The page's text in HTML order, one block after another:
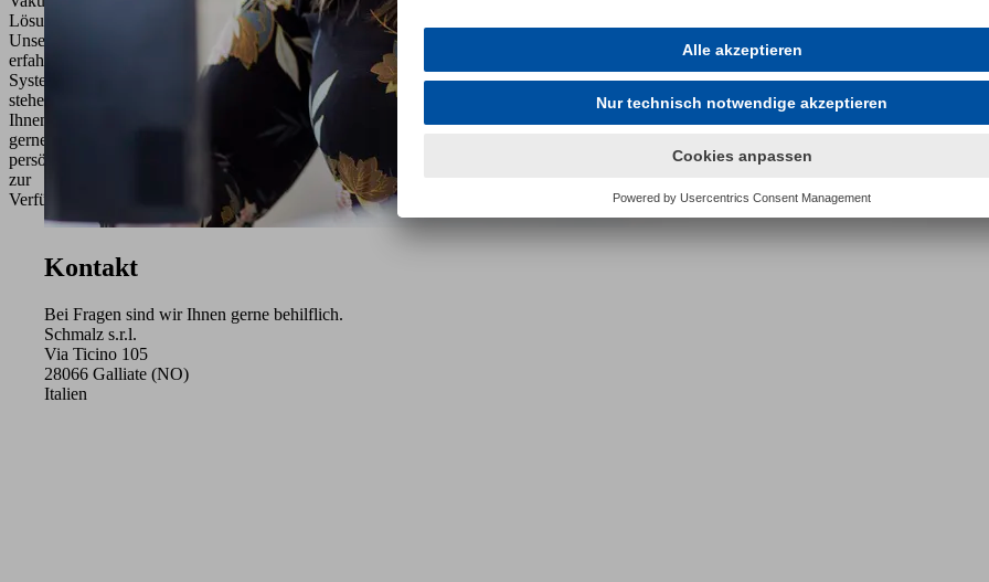
Lösung.
Unsere
erfahrenen
Systemberater
stehen
Ihnen
gerne
persönlich
zur
Verfügung.
Kontakt
Bei Fragen sind wir Ihnen gerne behilflich.
Schmalz s.r.l.
Via Ticino 105
28066 Galliate (NO)
Italien